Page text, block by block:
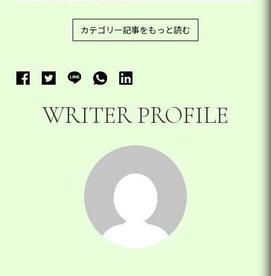
カテゴリー記事をもっと読む
WRITER PROFILE